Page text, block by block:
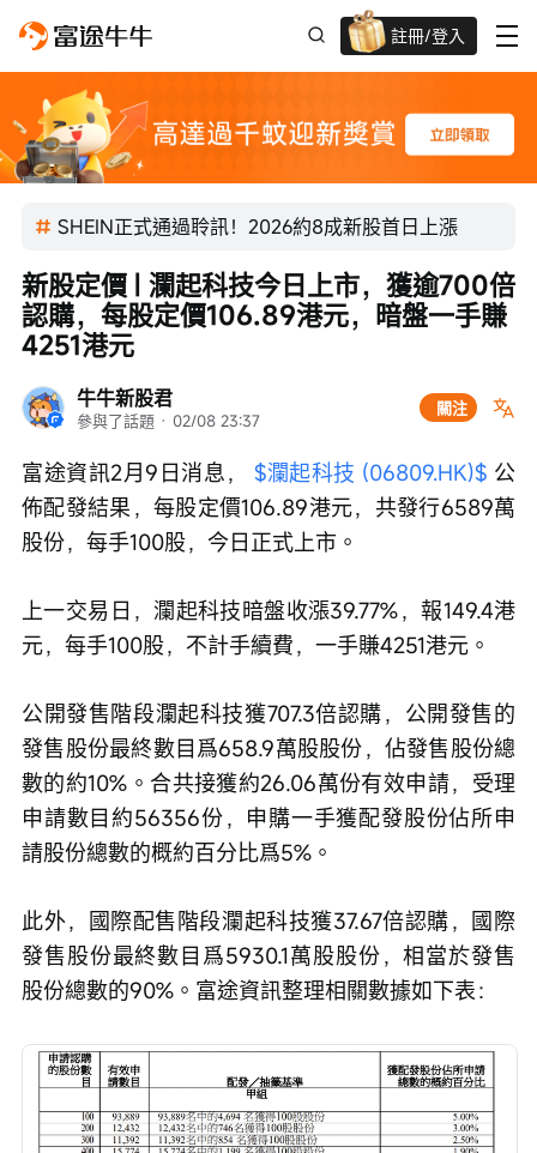
註冊/登入
迎新驚喜賞 股票/BTC等任你揀!
SHEIN正式通過聆訊！2026約8成新股首日上漲
牛牛新股君
參與了話題 · 02/08 23:37
關注
新股定價 | 瀾起科技今日上市，獲逾700倍
認購，每股定價106.89港元，暗盤一手賺
4251港元
富途資訊2月9日消息， $瀾起科技 (06809.HK)$ 公
佈配發結果，每股定價106.89港元，共發行6589萬
股份，每手100股，今日正式上市。
上一交易日，瀾起科技暗盤收漲39.77%，報149.4港
元，每手100股，不計手續費，一手賺4251港元。
公開發售階段瀾起科技獲707.3倍認購，公開發售的
發售股份最終數目爲658.9萬股股份，佔發售股份總
數的約10%。合共接獲約26.06萬份有效申請，受理
申請數目約56356份，申購一手獲配發股份佔所申
請股份總數的概約百分比爲5%。
此外，國際配售階段瀾起科技獲37.67倍認購，國際
發售股份最終數目爲5930.1萬股股份，相當於發售
股份總數的90%。富途資訊整理相關數據如下表：